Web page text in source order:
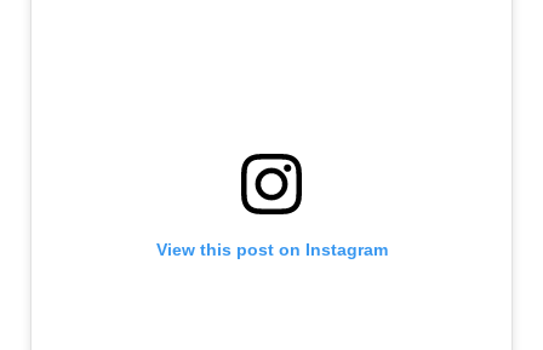
View this post on Instagram